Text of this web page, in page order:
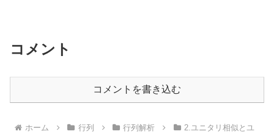
コメント
コメントを書き込む
ホーム 行列 行列解析
2.ユニタリ相似とユ